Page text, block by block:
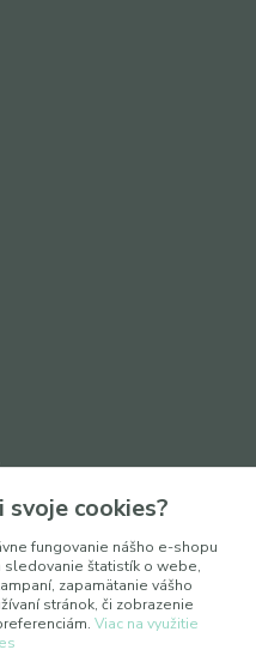
- 12:00) cookies?
fungovanie nášho e-shopu
sledovanie štatistík o webe,
zapamätanie vášho
stránok, či zobrazenie
Viac na využitie